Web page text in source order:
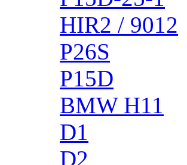
HIR2 / 9012
P26S
P15D
BMW H11
D1
D2